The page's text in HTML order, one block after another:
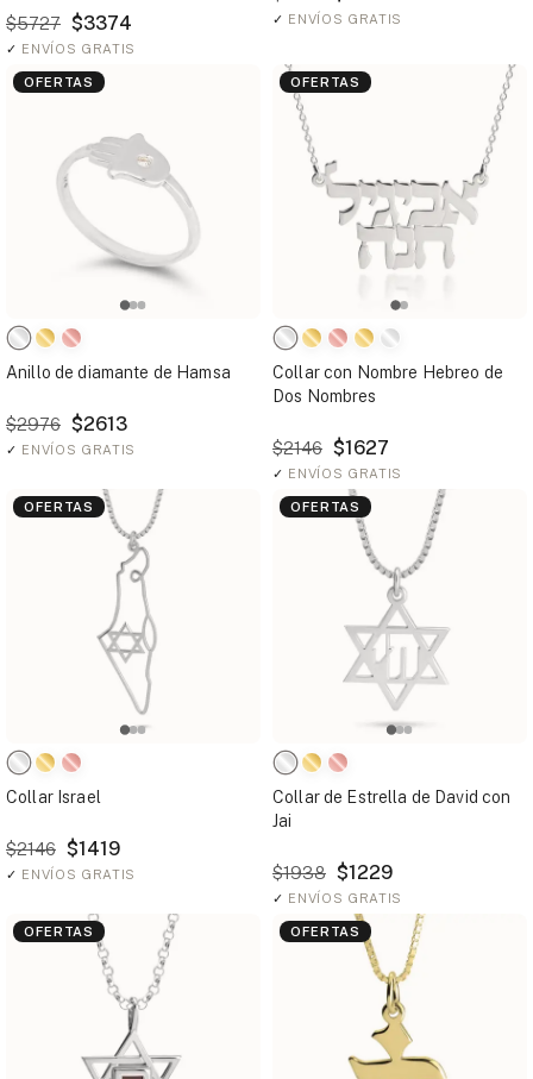
$5727 $3374
✓ ENVÍOS GRATIS
✓ ENVÍOS GRATIS
OFERTAS
Anillo de diamante de Hamsa
$2976 $2613
✓ ENVÍOS GRATIS
OFERTAS
Collar con Nombre Hebreo de
Dos Nombres
$2146 $1627
✓ ENVÍOS GRATIS
OFERTAS
Collar Israel
$2146 $1419
✓ ENVÍOS GRATIS
OFERTAS
Collar de Estrella de David con
Jai
$1938 $1229
✓ ENVÍOS GRATIS
OFERTAS OFERTAS